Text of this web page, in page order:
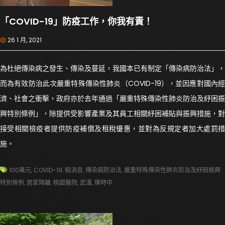
「COVID-19」防疫工作，你我有責！
26 1 月, 2021
為杜絕傳染病之發生、傳染及蔓延，我國本已有制定「傳染病防治法」，
而為有效防治此次嚴重特殊傳染性肺炎（COVID-19），並因應對國內經
濟、社會之衝擊，政府亦於去年通過「嚴重特殊傳染性肺炎防治及紓困振
興特別條例」，除提供受影響產業及其員工相關紓困補貼與振興措施，對
接受相關檢疫者提供防疫補償及租稅優惠，並對為反規定者加大處罰措
施。
100萬元, COVID-19,假消息,傳染病防治法, 嚴重特殊傳染性肺炎防治及紓困振興
特別條例, 居家隔離,桃園醫院,武漢, 陳時中